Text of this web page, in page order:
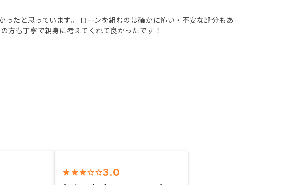
たと思っています。 ローンを組むのは確かに怖い・不安な部分もあ
方も丁寧で親身に考えてくれて良かったです！
3.0